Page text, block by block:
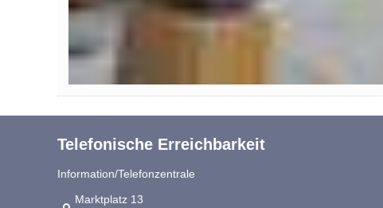
Telefonische Erreichbarkeit
Information/Telefonzentrale
Link zur Google-Maps Navigation
Marktplatz 13